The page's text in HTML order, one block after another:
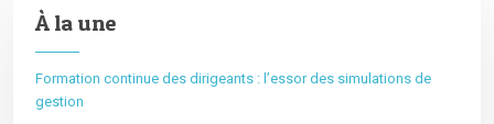
À la une
Formation continue des dirigeants : l’essor des simulations de
gestion